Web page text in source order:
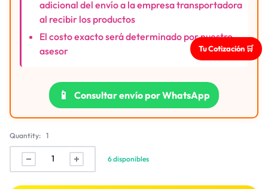
adicional del envío a la empresa transportadora
al recibir los productos
El costo exacto será determinado por nuestro
asesor
📱 Consultar envío por WhatsApp
Quantity: 1
6 disponibles
Tu Cotización 🛒